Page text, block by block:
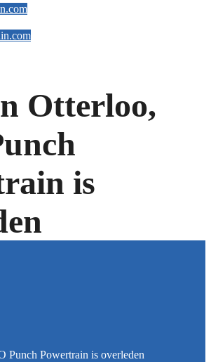
Otterloo,
is
Punch Powertrain is overleden